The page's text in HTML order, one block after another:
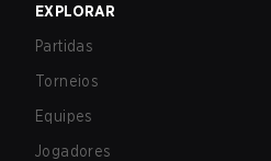
EXPLORAR
Partidas
Torneios
Equipes
Jogadores